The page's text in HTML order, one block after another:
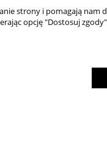
strony i pomagają
opcję "Dostosuj